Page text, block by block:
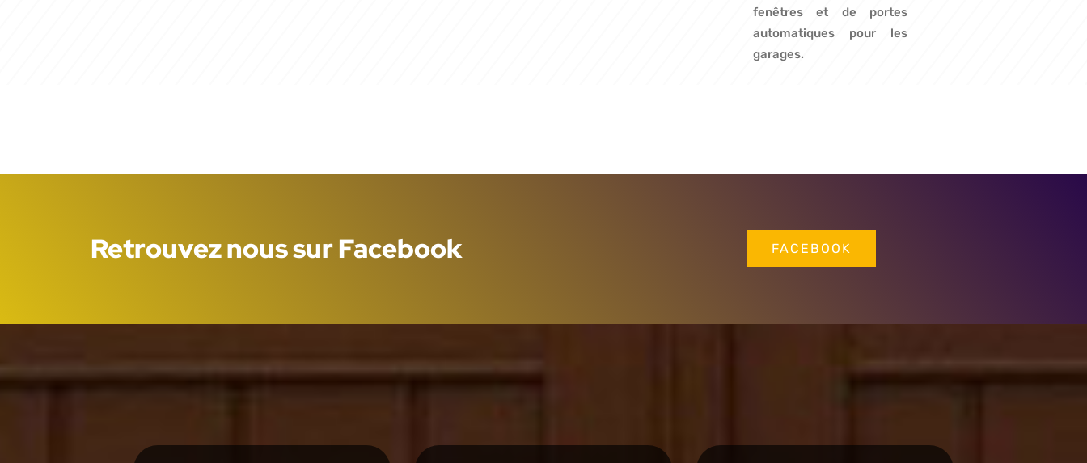
fenêtres et de portes
automatiques pour les
garages.
Retrouvez nous sur Facebook FACEBOOK